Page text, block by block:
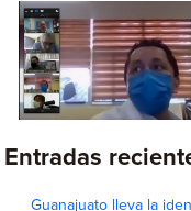
Entradas
Guanajuato lleva la